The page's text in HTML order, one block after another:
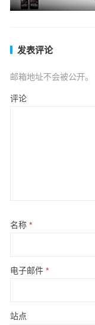
发表评论
邮箱地址不会被公开。
评论
名称 *
电子邮件 *
站点